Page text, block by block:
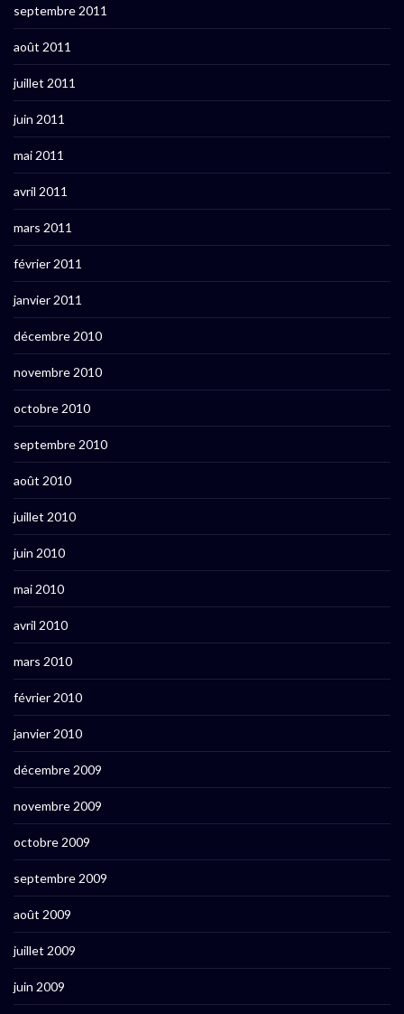
septembre 2011
août 2011
juillet 2011
juin 2011
mai 2011
avril 2011
mars 2011
février 2011
janvier 2011
décembre 2010
novembre 2010
octobre 2010
septembre 2010
août 2010
juillet 2010
juin 2010
mai 2010
avril 2010
mars 2010
février 2010
janvier 2010
décembre 2009
novembre 2009
octobre 2009
septembre 2009
août 2009
juillet 2009
juin 2009